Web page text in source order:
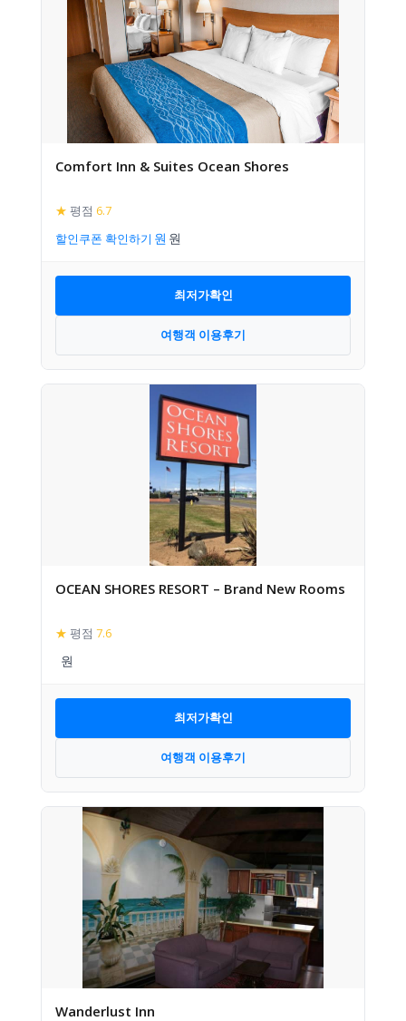
Comfort Inn & Suites Ocean Shores
★ 평점 6.7
할인쿠폰 확인하기
최저가확인
여행객 이용후기
OCEAN SHORES RESORT – Brand New Rooms
★ 평점 7.6
최저가확인
여행객 이용후기
Wanderlust Inn